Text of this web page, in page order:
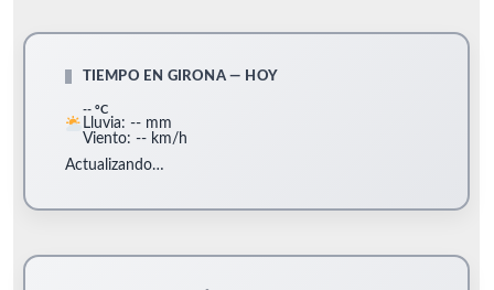
TIEMPO EN GIRONA — HOY
-- °C
Lluvia: -- mm
Viento: -- km/h
Actualizando…